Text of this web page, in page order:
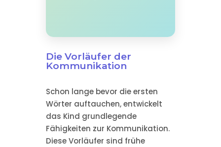
Die Vorläufer der
Kommunikation
Schon lange bevor die ersten
Wörter auftauchen, entwickelt
das Kind grundlegende
Fähigkeiten zur Kommunikation.
Diese Vorläufer sind frühe